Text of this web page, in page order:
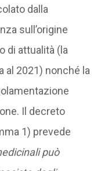
dalla
sull’origine
di attualità (la
al 2021) nonché la
Il decreto
1) prevede
può